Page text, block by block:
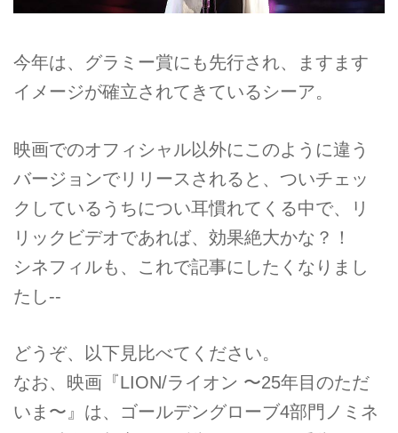
今年は、グラミー賞にも先行され、ますます
イメージが確立されてきているシーア。
映画でのオフィシャル以外にこのように違う
バージョンでリリースされると、ついチェッ
クしているうちについ耳慣れてくる中で、リ
リックビデオであれば、効果絶大かな？！
シネフィルも、これで記事にしたくなりまし
たし--
どうぞ、以下見比べてください。
なお、映画『LION/ライオン 〜25年目のただ
いま〜』は、ゴールデングローブ4部門ノミネ